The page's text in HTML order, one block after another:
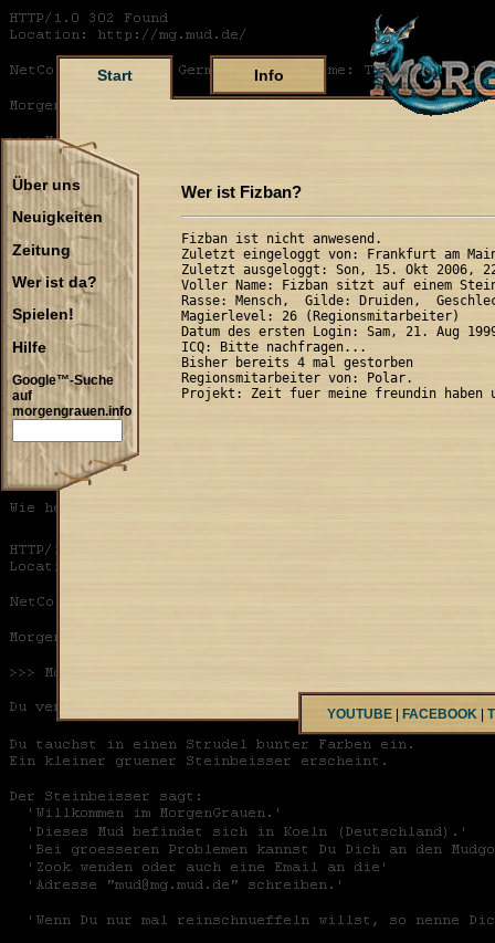
Start Info
Über uns
Neuigkeiten
Zeitung
Wer ist da?
Spielen!
Hilfe
Google™-Suche
auf
morgengrauen.info
Wer ist Fizban?
Fizban ist nicht anwesend.
Zuletzt eingeloggt von: Frankfurt am
Zuletzt ausgeloggt: Son, 15. Okt 2006,
Voller Name: Fizban sitzt auf einem
Rasse: Mensch,  Gilde: Druiden,
Magierlevel: 26 (Regionsmitarbeiter)
Datum des ersten Login: Sam, 21. Aug
ICQ: Bitte nachfragen...
Bisher bereits 4 mal gestorben
Regionsmitarbeiter von: Polar.
YOUTUBE FACEBOOK